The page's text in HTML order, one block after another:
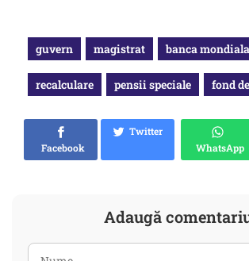
guvern magistrat banca mondiala
recalculare pensii speciale fond
Facebook
Twitter
WhatsApp
Adaugă